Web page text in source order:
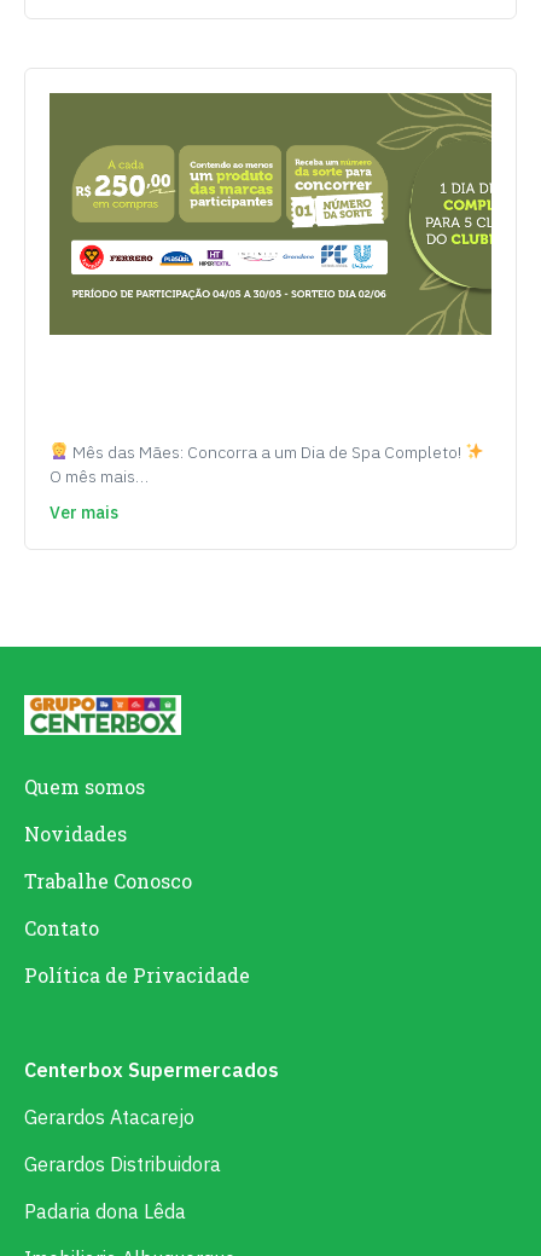
Mês das Mães: Concorra a um Dia de Spa Completo!
O mês mais…
Ver mais
Quem somos
Novidades
Trabalhe Conosco
Contato
Política de Privacidade
Centerbox Supermercados
Gerardos Atacarejo
Gerardos Distribuidora
Padaria dona Lêda